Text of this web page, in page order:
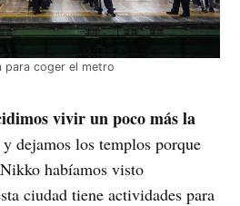
para coger el metro
vivir un poco más la
y dejamos los templos porque
habíamos visto
ciudad tiene actividades para